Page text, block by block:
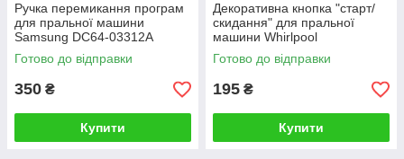
Ручка перемикання програм
для пральної машини
Samsung DC64-03312A
Готово до відправки
350 ₴
Купити
Декоративна кнопка "старт/
скидання" для пральної
машини Whirlpool
481241029503 SKL біла
Готово до відправки
195 ₴
Купити